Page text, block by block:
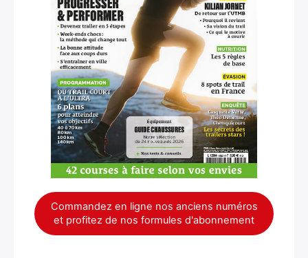
Commandez en ligne nos anciens numéros
et profitez de nos formules d'abonnement